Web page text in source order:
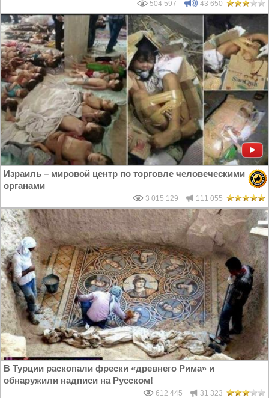
504 597 43 650
Израиль – мировой центр по торговле человеческими
органами
3 015 129 111 055
В Турции раскопали фрески «древнего Рима» и
обнаружили надписи на Русском!
612 445 31 323